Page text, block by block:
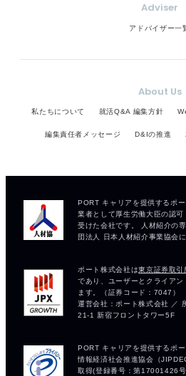
Adviser
アドバイザー一
About Us
私たちについて 就活Q&A 編集方針
編集責任者メッセージ D&Iの推進